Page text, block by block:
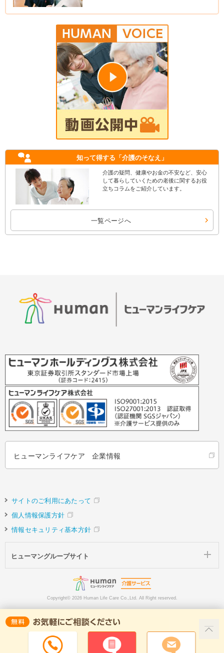
知って得する 「介護のそなえ」
介護の疑問、健康やお金の不安など、安心
して暮らしていくための老後に関するお役
立ちコラムをご紹介しています。
一覧ページへ
ヒューマンライフケア 企業情報
サイトのご利用にあたって
個人情報保護方針
情報セキュリティ基本方針
ヒューマングループサイト
Copyright© 2026 Human Life Care Co.,Ltd. All Right reserved.